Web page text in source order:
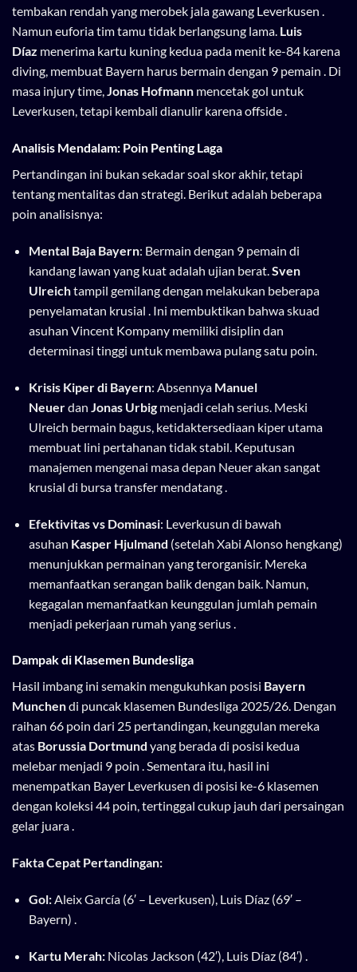
tembakan rendah yang merobek jala gawang Leverkusen .
Namun euforia tim tamu tidak berlangsung lama. Luis
Díaz menerima kartu kuning kedua pada menit ke-84 karena
diving, membuat Bayern harus bermain dengan 9 pemain . Di
masa injury time,Jonas Hofmann mencetak gol untuk
Leverkusen, tetapi kembali dianulir karena offside .
Analisis Mendalam: Poin Penting Laga
Pertandingan ini bukan sekadar soal skor akhir, tetapi
tentang mentalitas dan strategi. Berikut adalah beberapa
poin analisisnya:
Mental Baja Bayern: Bermain dengan 9 pemain di
kandang lawan yang kuat adalah ujian berat.Sven
Ulreichtampil gemilang dengan melakukan beberapa
penyelamatan krusial . Ini membuktikan bahwa skuad
asuhan Vincent Kompany memiliki disiplin dan
determinasi tinggi untuk membawa pulang satu poin.
Krisis Kiper di Bayern: Absennya Manuel
Neuerdan Jonas Urbigmenjadi celah serius. Meski
Ulreich bermain bagus, ketidaktersediaan kiper utama
membuat lini pertahanan tidak stabil. Keputusan
manajemen mengenai masa depan Neuer akan sangat
krusial di bursa transfer mendatang .
Efektivitas vs Dominasi: Leverkusun di bawah
asuhan Kasper Hjulmand (setelah Xabi Alonso hengkang)
menunjukkan permainan yang terorganisir. Mereka
memanfaatkan serangan balik dengan baik. Namun,
kegagalan memanfaatkan keunggulan jumlah pemain
menjadi pekerjaan rumah yang serius .
Dampak di Klasemen Bundesliga
Hasil imbang ini semakin mengukuhkan posisi Bayern
Munchendi puncak klasemen Bundesliga 2025/26. Dengan
raihan 66 poin dari 25 pertandingan, keunggulan mereka
atas Borussia Dortmund yang berada di posisi kedua
melebar menjadi 9 poin . Sementara itu, hasil ini
menempatkan Bayer Leverkusen di posisi ke-6 klasemen
dengan koleksi 44 poin, tertinggal cukup jauh dari persaingan
gelar juara .
Fakta Cepat Pertandingan:
Gol:Aleix García (6′ – Leverkusen), Luis Díaz (69′ –
Bayern) .
Kartu Merah:Nicolas Jackson (42′), Luis Díaz (84′) .